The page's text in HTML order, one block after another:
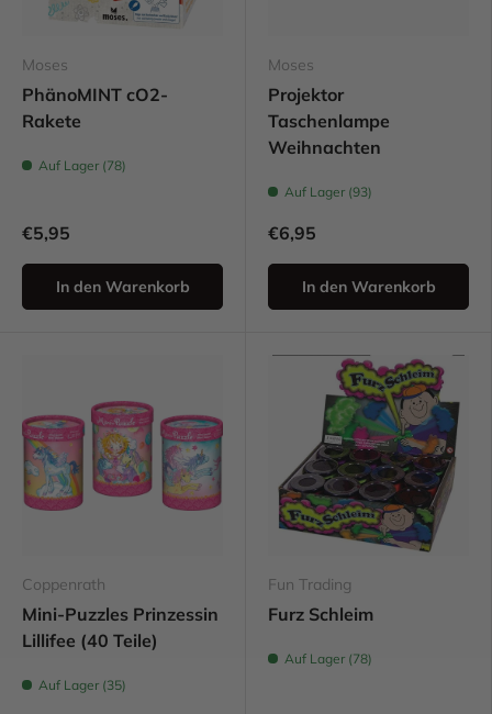
Moses
PhänoMINT cO2-
Rakete
Auf Lager (78)
€5,95
In den Warenkorb
Moses
Projektor
Taschenlampe
Weihnachten
Auf Lager (93)
€6,95
In den Warenkorb
Coppenrath
Mini-Puzzles Prinzessin
Lillifee (40 Teile)
Auf Lager (35)
Fun Trading
Furz Schleim
Auf Lager (78)